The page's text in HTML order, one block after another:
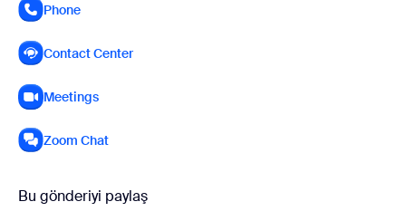
Phone
Contact Center
Meetings
Zoom Chat
Bu gönderiyi paylaş